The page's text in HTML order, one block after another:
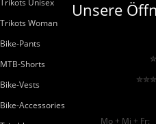
Trikots Unisex
Trikots Woman
Bike-Pants
MTB-Shorts
Bike-Vests
Bike-Accessories
Unsere
✮
Mo + Mi + Fr: